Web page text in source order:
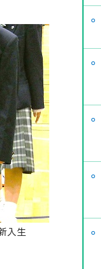
入生